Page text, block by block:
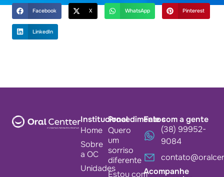
Facebook X WhatsApp Pinterest
LinkedIn
Institucional
Home
Sobre
a OC
Unidades
Procedimentos
Quero
um
sorriso
diferente
Estou com
Fale com a gente
(38) 99952-
9084
Acompanhe